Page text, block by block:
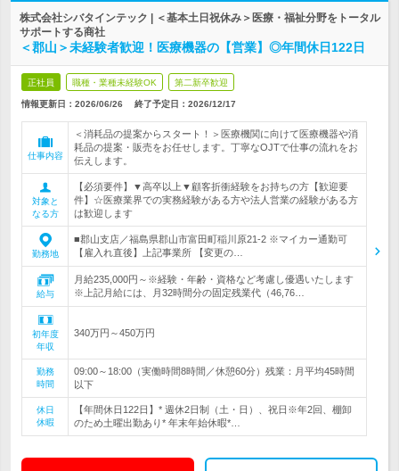
株式会社シバタインテック | ＜基本土日祝休み＞医療・福祉分野をトータル
サポートする商社
＜郡山＞未経験者歓迎！医療機器の【営業】◎年間休日122日
正社員 職種・業種未経験OK 第二新卒歓迎
情報更新日：2026/06/26 終了予定日： 2026/12/17
仕事内容
＜消耗品の提案からスタート！＞医療機関に向けて医療機器や消
耗品の提案・販売をお任せします。丁寧なOJTで仕事の流れをお
伝えします。
対象と
なる方
【必須要件】▼高卒以上▼顧客折衝経験をお持ちの方【歓迎要
件】☆医療業界での実務経験がある方や法人営業の経験がある方
は歓迎します
勤務地
■郡山支店／福島県郡山市富田町稲川原21-2 ※マイカー通勤可
【雇入れ直後】上記事業所 【変更の…
給与
月給235,000円～※経験・年齢・資格など考慮し優遇いたします
※上記月給には、月32時間分の固定残業代（46,76…
初年度
年収
340万円～450万円
勤務
時間
09:00～18:00（実働時間8時間／休憩60分）残業：月平均45時間
以下
休日
休暇
【年間休日122日】* 週休2日制（土・日）、祝日※年2回、棚卸
のため土曜出勤あり* 年末年始休暇*…